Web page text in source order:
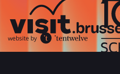
website by